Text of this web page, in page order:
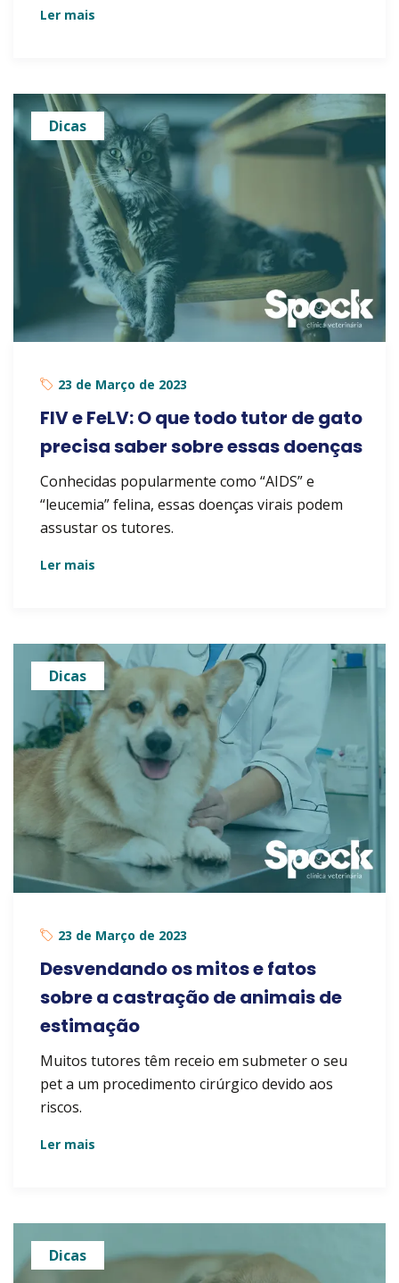
Ler mais
Dicas
23 de Março de 2023
FIV e FeLV: O que todo tutor de gato
precisa saber sobre essas doenças
Conhecidas popularmente como “AIDS” e
“leucemia” felina, essas doenças virais podem
assustar os tutores.
Ler mais
Dicas
23 de Março de 2023
Desvendando os mitos e fatos
sobre a castração de animais de
estimação
Muitos tutores têm receio em submeter o seu
pet a um procedimento cirúrgico devido aos
riscos.
Ler mais
Dicas